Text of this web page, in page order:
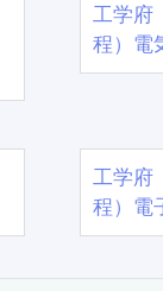
工学
程）電
工学
程）電